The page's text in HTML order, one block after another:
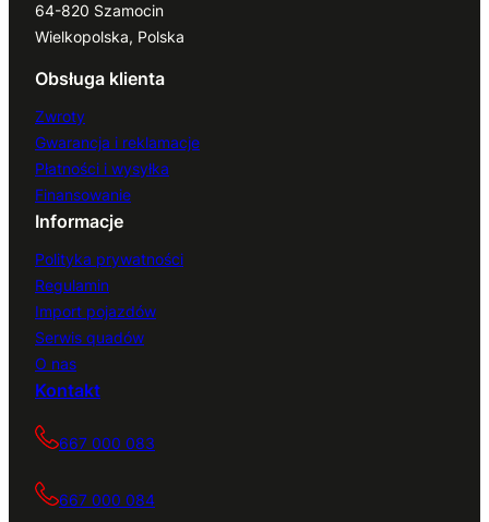
64-820 Szamocin
Wielkopolska, Polska
Obsługa klienta
Zwroty
Gwarancja i reklamacje
Płatności i wysyłka
Finansowanie
Informacje
Polityka prywatności
Regulamin
Import pojazdów
Serwis quadów
O nas
Kontakt
667 000 083
667 000 084